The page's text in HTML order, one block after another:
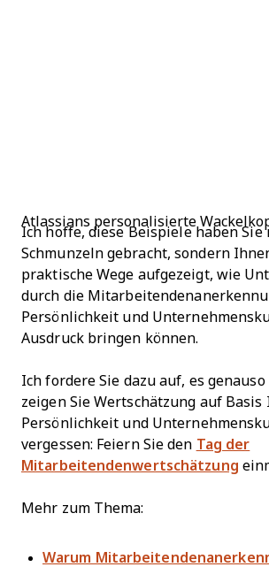
Atlassians personalisierte
Ich hoffe, diese Beispiele haben Sie
Schmunzeln gebracht, sondern
praktische Wege aufgezeigt, wie
durch die
Persönlichkeit und
Ausdruck bringen können.
Ich fordere Sie dazu auf, es genauso
zeigen Sie Wertschätzung auf Basis
Persönlichkeit und
vergessen: Feiern Sie den Tag der
Mitarbeitendenwertschätzung
Mehr zum Thema:
Warum